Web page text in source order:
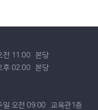
전 11:00 본당
후 02:00 본당
일 오전 09:00
교육관1층